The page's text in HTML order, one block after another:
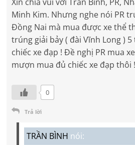
Xin chia vui với Trần Bình, PR,
Minh Kim. Nhưng nghe nói PR
Đồng Nai mà mua được xe thể
trúng giải bảy ( đài Vĩnh Long )
chiếc xe đạp ! Đề nghị PR mua
mượn mua đủ chiếc xe đạp thôi !
0
Trả lời
TRẦN BÌNH nói: